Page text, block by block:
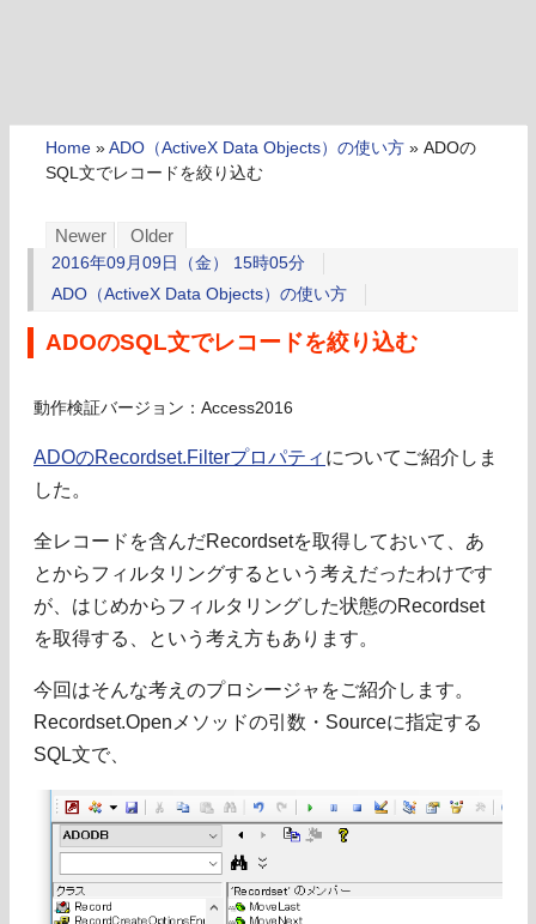
Home » ADO（ActiveX Data Objects）の使い方 » ADOの
SQL文でレコードを絞り込む
Newer Older
2016年09月09日（金） 15時05分
ADO（ActiveX Data Objects）の使い方
ADOのSQL文でレコードを絞り込む
動作検証バージョン：Access2016
ADOのRecordset.Filterプロパティ についてご紹介しま
した。
全レコードを含んだRecordsetを取得しておいて、あ
とからフィルタリングするという考えだったわけです
が、はじめからフィルタリングした状態のRecordset
を取得する、という考え方もあります。
今回はそんな考えのプロシージャをご紹介します。
Recordset.Openメソッドの引数・Sourceに指定する
SQL文で、